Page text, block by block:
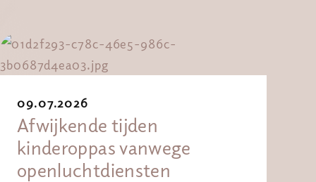
09.07.2026
Afwijkende tijden
kinderoppas vanwege
openluchtdiensten